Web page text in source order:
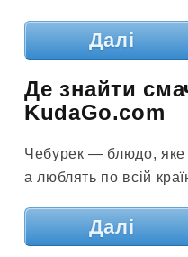
Далі
Де знайти
KudaGo.com
Чебурек — блюдо, яке
а люблять по всій
Далі